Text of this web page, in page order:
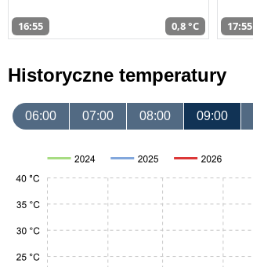
16:55 0,8 °C 17:55
Historyczne temperatury
06:00 07:00 08:00 09:00